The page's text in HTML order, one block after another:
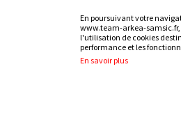
En poursuivant votre
www.team-arkea-
l'utilisation de cookies
performance et les
En savoir plus